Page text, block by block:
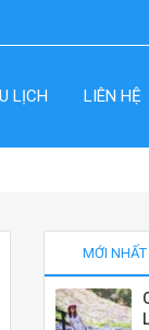
LỊCH LIÊN HỆ
MỚI NHẤT